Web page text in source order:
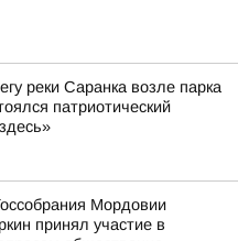
реки Саранка возле парка
патриотический
Мордовии
принял участие в